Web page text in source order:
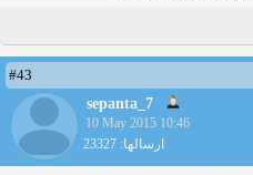
#43
sepanta_7
10 May 2015 10:46
ارسالها: 23327